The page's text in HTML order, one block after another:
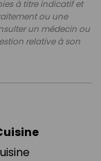
à titre indicatif et
ou une
un médecin ou
relative à son